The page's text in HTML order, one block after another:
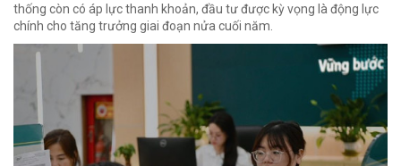
thống còn có áp lực thanh khoản, đầu tư được kỳ vọng là động lực
chính cho tăng trưởng giai đoạn nửa cuối năm.